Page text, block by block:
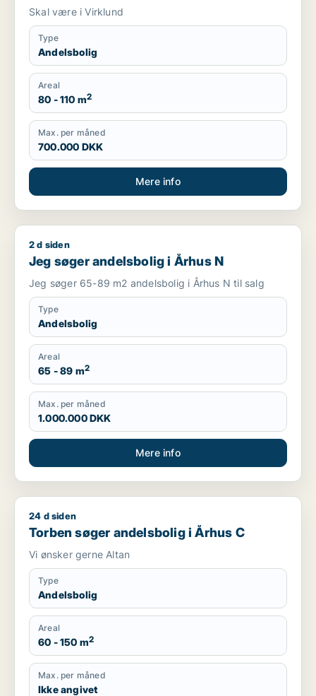
Skal være i Virklund
Type
Andelsbolig
Areal
80 - 110 m2
Max. per måned
700.000 DKK
Mere info
Jeg søger andelsbolig i Århus N
2 d siden
Jeg søger andelsbolig i Århus N
Jeg søger 65-89 m2 andelsbolig i Århus N til salg
Type
Andelsbolig
Areal
65 - 89 m2
Max. per måned
1.000.000 DKK
Mere info
Torben søger andelsbolig i Århus C
24 d siden
Torben søger andelsbolig i Århus C
Vi ønsker gerne Altan
Type
Andelsbolig
Areal
60 - 150 m2
Max. per måned
Ikke angivet